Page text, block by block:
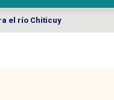
el río Chiticuy